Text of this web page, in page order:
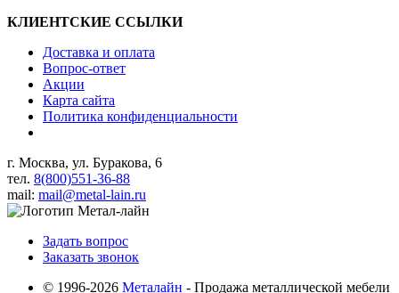
КЛИЕНТСКИЕ ССЫЛКИ
Доставка и оплата
Вопрос-ответ
Акции
Карта сайта
Политика конфиденциальности
г. Москва, ул. Буракова, 6
тел. 8(800)551-36-88
mail: mail@metal-lain.ru
Задать вопрос
Заказать звонок
© 1996-2026 Металайн - Продажа металлической мебели